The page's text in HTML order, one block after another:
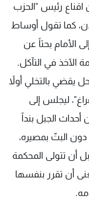
اقناع رئيس "الحزب
كما تقول أوساط
الأمام بحثاً عن
الآخذ في التآكل.
يقضي بالتخلي أولاً
ليجلس إلى
الجبل بنداً
البتّ بمصيره،
أن تتولى المحكمة
أن تقرر بنفسها